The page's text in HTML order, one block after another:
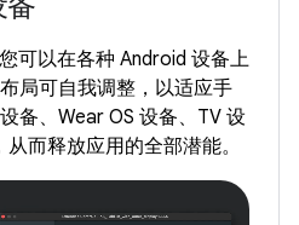
可以在各种 Android 设备上
局可自我调整，以适应手
备、Wear OS 设备、TV 设
而释放应用的全部潜能。